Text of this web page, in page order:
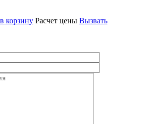
корзину Расчет цены Вызвать